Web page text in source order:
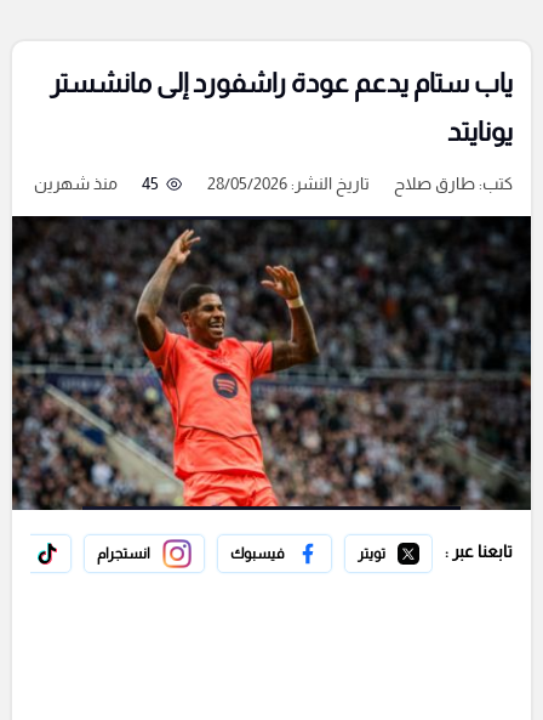
ياب ستام يدعم عودة راشفورد إلى مانشستر
يونايتد
كتب:طارق صلاح تاريخ النشر: 28/05/2026 45 منذ شهرين
تابعنا عبر : تويتر فيسبوك انستجرام